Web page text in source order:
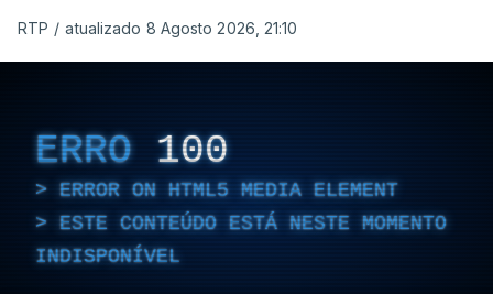
RTP / atualizado 8 Agosto 2026, 21:10
ERRO 100
ERROR ON HTML5 MEDIA ELEMENT
ESTE CONTEÚDO ESTÁ NESTE MOMENTO
INDISPONÍVEL